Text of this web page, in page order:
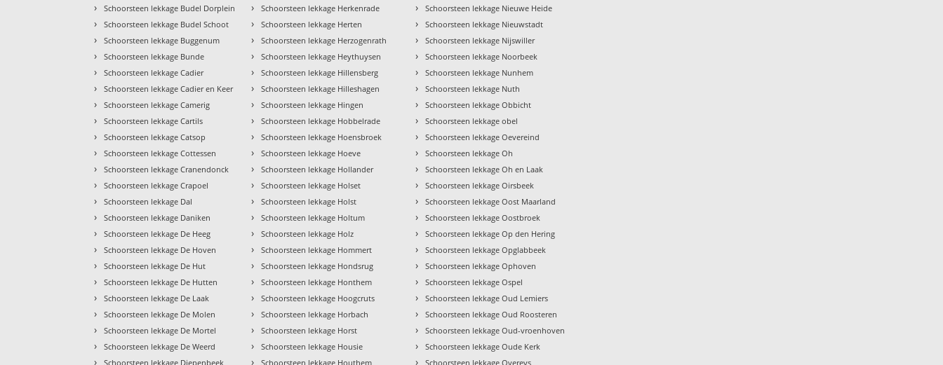
› Schoorsteen lekkage Budel Dorplein
› Schoorsteen lekkage Budel Schoot
› Schoorsteen lekkage Buggenum
› Schoorsteen lekkage Bunde
› Schoorsteen lekkage Cadier
› Schoorsteen lekkage Cadier en Keer
› Schoorsteen lekkage Camerig
› Schoorsteen lekkage Cartils
› Schoorsteen lekkage Catsop
› Schoorsteen lekkage Cottessen
› Schoorsteen lekkage Cranendonck
› Schoorsteen lekkage Crapoel
› Schoorsteen lekkage Dal
› Schoorsteen lekkage Daniken
› Schoorsteen lekkage De Heeg
› Schoorsteen lekkage De Hoven
› Schoorsteen lekkage De Hut
› Schoorsteen lekkage De Hutten
› Schoorsteen lekkage De Laak
› Schoorsteen lekkage De Molen
› Schoorsteen lekkage De Mortel
› Schoorsteen lekkage De Weerd
› Schoorsteen lekkage Diepenbeek
› Schoorsteen lekkage Herkenrade
› Schoorsteen lekkage Herten
› Schoorsteen lekkage Herzogenrath
› Schoorsteen lekkage Heythuysen
› Schoorsteen lekkage Hillensberg
› Schoorsteen lekkage Hilleshagen
› Schoorsteen lekkage Hingen
› Schoorsteen lekkage Hobbelrade
› Schoorsteen lekkage Hoensbroek
› Schoorsteen lekkage Hoeve
› Schoorsteen lekkage Hollander
› Schoorsteen lekkage Holset
› Schoorsteen lekkage Holst
› Schoorsteen lekkage Holtum
› Schoorsteen lekkage Holz
› Schoorsteen lekkage Hommert
› Schoorsteen lekkage Hondsrug
› Schoorsteen lekkage Honthem
› Schoorsteen lekkage Hoogcruts
› Schoorsteen lekkage Horbach
› Schoorsteen lekkage Horst
› Schoorsteen lekkage Housie
› Schoorsteen lekkage Houthem
› Schoorsteen lekkage Nieuwe Heide
› Schoorsteen lekkage Nieuwstadt
› Schoorsteen lekkage Nijswiller
› Schoorsteen lekkage Noorbeek
› Schoorsteen lekkage Nunhem
› Schoorsteen lekkage Nuth
› Schoorsteen lekkage Obbicht
› Schoorsteen lekkage obel
› Schoorsteen lekkage Oevereind
› Schoorsteen lekkage Oh
› Schoorsteen lekkage Oh en Laak
› Schoorsteen lekkage Oirsbeek
› Schoorsteen lekkage Oost Maarland
› Schoorsteen lekkage Oostbroek
› Schoorsteen lekkage Op den Hering
› Schoorsteen lekkage Opglabbeek
› Schoorsteen lekkage Ophoven
› Schoorsteen lekkage Ospel
› Schoorsteen lekkage Oud Lemiers
› Schoorsteen lekkage Oud Roosteren
› Schoorsteen lekkage Oud-vroenhoven
› Schoorsteen lekkage Oude Kerk
› Schoorsteen lekkage Overeys